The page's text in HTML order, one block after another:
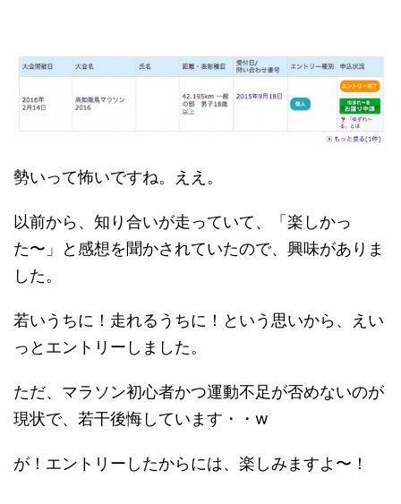
勢いって怖いですね。ええ。
以前から、知り合いが走っていて、「楽しかっ
た〜」と感想を聞かされていたので、興味がありま
した。
若いうちに！走れるうちに！という思いから、えい
っとエントリーしました。
ただ、マラソン初心者かつ運動不足が否めないのが
現状で、若干後悔しています・・w
が！エントリーしたからには、楽しみますよ〜！